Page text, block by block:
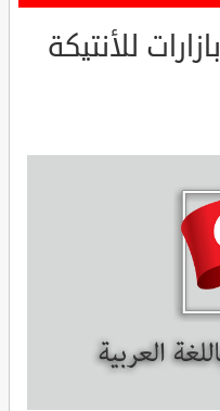
تعرف على افضل 5 بازارات للأنتيكة